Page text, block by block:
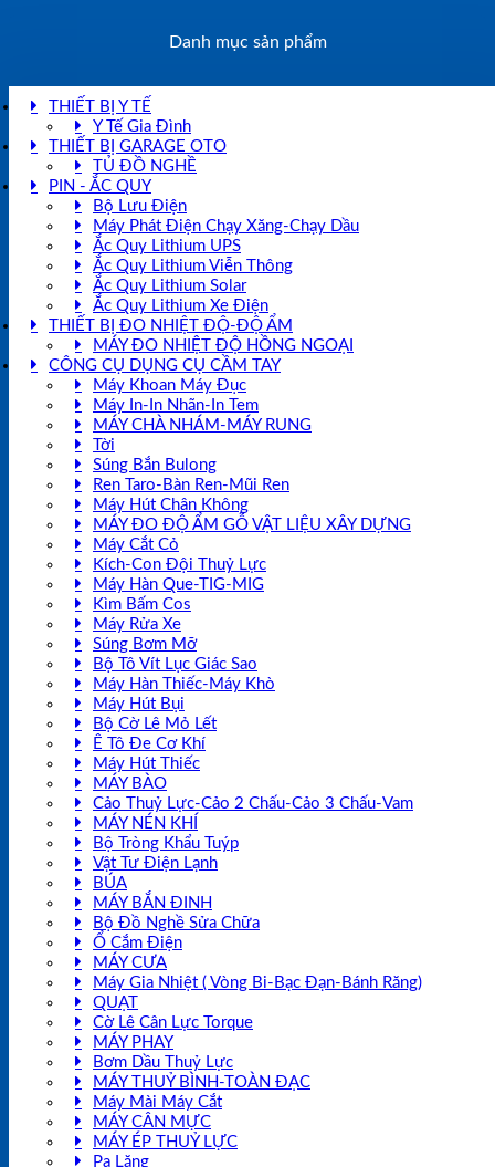
Danh mục sản phẩm
THIẾT BỊ Y TẾ
Y Tế Gia Đình
THIẾT BỊ GARAGE OTO
TỦ ĐỒ NGHỀ
PIN - ẮC QUY
Bộ Lưu Điện
Máy Phát Điện Chạy Xăng-Chạy Dầu
Ắc Quy Lithium UPS
Ắc Quy Lithium Viễn Thông
Ắc Quy Lithium Solar
Ắc Quy Lithium Xe Điện
THIẾT BỊ ĐO NHIỆT ĐỘ-ĐỘ ẨM
MÁY ĐO NHIỆT ĐỘ HỒNG NGOẠI
CÔNG CỤ DỤNG CỤ CẦM TAY
Máy Khoan Máy Đục
Máy In-In Nhãn-In Tem
MÁY CHÀ NHÁM-MÁY RUNG
Tời
Súng Bắn Bulong
Ren Taro-Bàn Ren-Mũi Ren
Máy Hút Chân Không
MÁY ĐO ĐỘ ẨM GỖ VẬT LIỆU XÂY DỰNG
Máy Cắt Cỏ
Kích-Con Đội Thuỷ Lực
Máy Hàn Que-TIG-MIG
Kìm Bấm Cos
Máy Rửa Xe
Súng Bơm Mỡ
Bộ Tô Vít Lục Giác Sao
Máy Hàn Thiếc-Máy Khò
Máy Hút Bụi
Bộ Cờ Lê Mỏ Lết
Ê Tô Đe Cơ Khí
Máy Hút Thiếc
MÁY BÀO
Cảo Thuỷ Lực-Cảo 2 Chấu-Cảo 3 Chấu-Vam
MÁY NÉN KHÍ
Bộ Tròng Khẩu Tuýp
Vật Tư Điện Lạnh
BÚA
MÁY BẮN ĐINH
Bộ Đồ Nghề Sửa Chữa
Ổ Cắm Điện
MÁY CƯA
Máy Gia Nhiệt ( Vòng Bi-Bạc Đạn-Bánh Răng)
QUẠT
Cờ Lê Cân Lực Torque
MÁY PHAY
Bơm Dầu Thuỷ Lực
MÁY THUỶ BÌNH-TOÀN ĐẠC
Máy Mài Máy Cắt
MÁY CÂN MỰC
MÁY ÉP THUỶ LỰC
Pa Lăng